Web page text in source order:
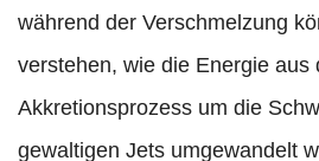
während der Verschmelzung
verstehen, wie die Energie aus
Akkretionsprozess um die
gewaltigen Jets umgewandelt